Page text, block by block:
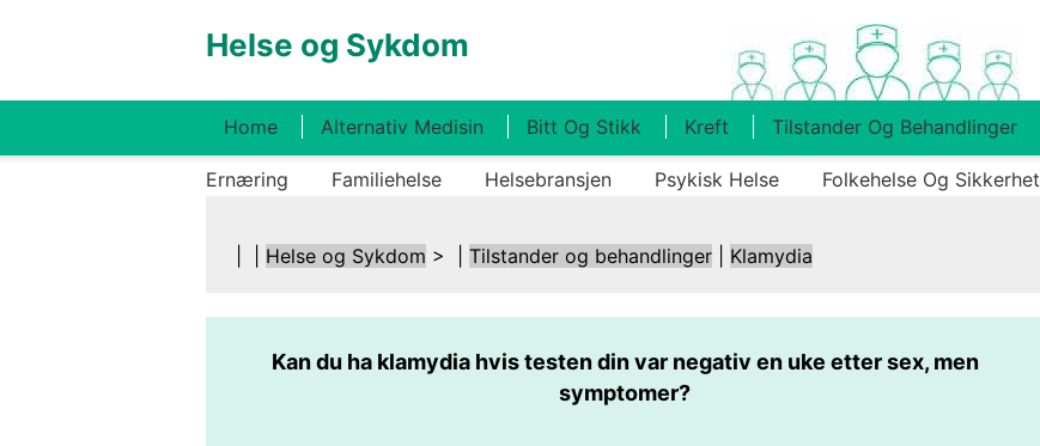
Helse og Sykdom
Home Alternativ Medisin Bitt Og Stikk Kreft Tilstander Og Behandlinger
Ernæring Familiehelse Helsebransjen Psykisk Helse Folkehelse Og Sikkerhet
Helse og Sykdom > | Tilstander og behandlinger Klamydia
Kan du ha klamydia hvis testen din var negativ en uke etter sex, men
symptomer?